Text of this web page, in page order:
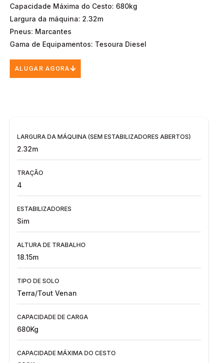
Capacidade Máxima do Cesto: 680kg
Largura da máquina: 2.32m
Pneus: Marcantes
Gama de Equipamentos: Tesoura Diesel
ALUGAR AGORA
LARGURA DA MÁQUINA (SEM ESTABILIZADORES ABERTOS)
2.32m
TRAÇÃO
4
ESTABILIZADORES
Sim
ALTURA DE TRABALHO
18.15m
TIPO DE SOLO
Terra/Tout Venan
CAPACIDADE DE CARGA
680Kg
CAPACIDADE MÁXIMA DO CESTO